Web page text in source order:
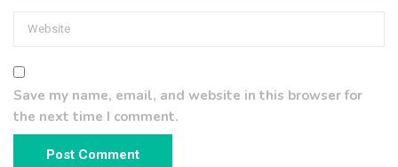
Save my name, email, and website in this browser for
the next time I comment.